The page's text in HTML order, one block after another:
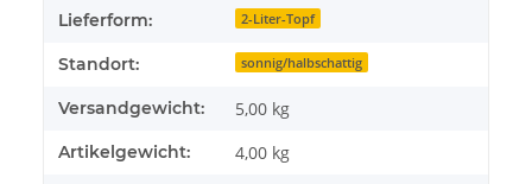
Lieferform: 2-Liter-Topf
Standort: sonnig/halbschattig
Versandgewicht: 5,00 kg
Artikelgewicht: 4,00 kg